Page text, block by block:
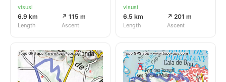
visusi
6.9 km
Length
↗ 115 m
Ascent
visusi
6.5 km
Length
↗ 201 m
Ascent